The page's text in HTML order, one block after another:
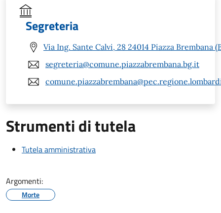
Segreteria
Via Ing. Sante Calvi, 28 24014 Piazza Brembana
segreteria@comune.piazzabrembana.bg.it
Strumenti di tutela
Tutela amministrativa
Argomenti:
Morte